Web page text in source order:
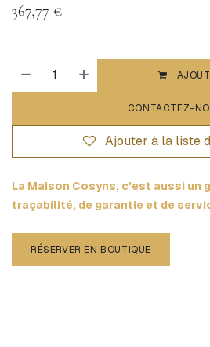
367,77 €
CONTACTEZ-
Ajouter à la liste
La Maison Cosyns, c'est aussi un
traçabilité, de garantie et de
RÉSERVER EN BOUTIQUE